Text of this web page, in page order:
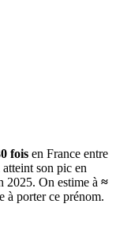
fois en France entre
son pic en
2025. On estime à ≈
à porter ce prénom.